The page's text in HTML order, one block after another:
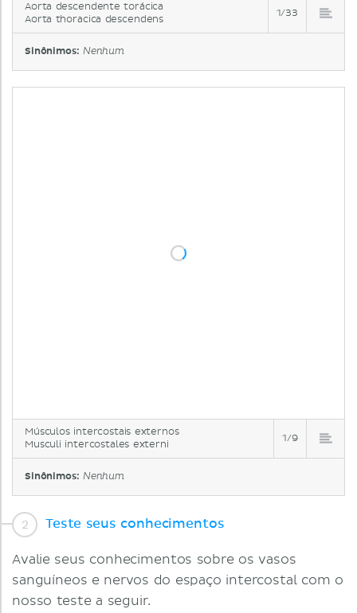
Aorta descendente torácica
Aorta thoracica descendens
1/33
Sinônimos: Nenhum
Músculos intercostais externos
Musculi intercostales externi
1/9
Sinônimos: Nenhum
Teste seus conhecimentos
Avalie seus conhecimentos sobre os vasos
sanguíneos e nervos do espaço intercostal com o
nosso teste a seguir.